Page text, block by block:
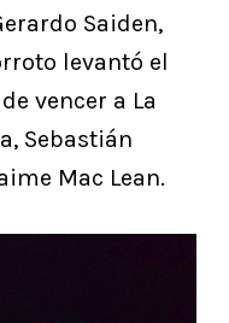
Saiden,
levantó el
vencer a La
Sebastián
Mac Lean.